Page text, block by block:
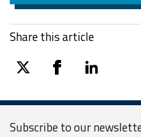
Share this article
twitter facebooklinkedin
Subscribe to our